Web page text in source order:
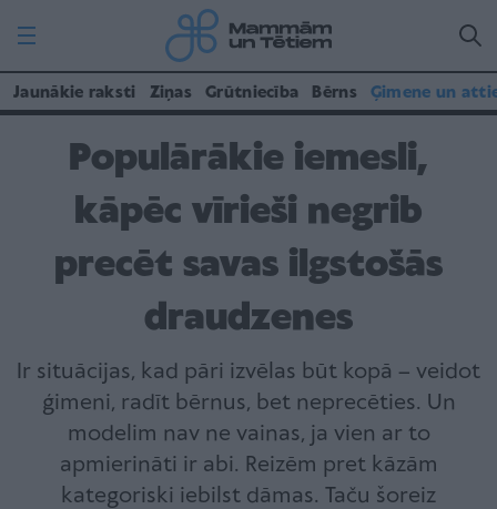
Jaunākie raksti Ziņas Grūtniecība Bērns Ģimene un
Populārākie iemesli,
kāpēc vīrieši negrib
precēt savas ilgstošās
draudzenes
Ir situācijas, kad pāri izvēlas būt kopā – veidot
ģimeni, radīt bērnus, bet neprecēties. Un
modelim nav ne vainas, ja vien ar to
apmierināti ir abi. Reizēm pret kāzām
kategoriski iebilst dāmas. Taču šoreiz